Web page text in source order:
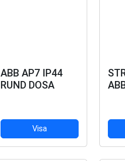
ABB AP7 IP44
RUND DOSA
Visa